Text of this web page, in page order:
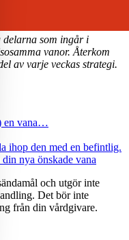
delarna som ingår i
vanor. Återkom
av varje veckas strategi.
en vana…
ihop den med en befintlig.
nya önskade vana
och utgör inte
Det bör inte
från din vårdgivare.